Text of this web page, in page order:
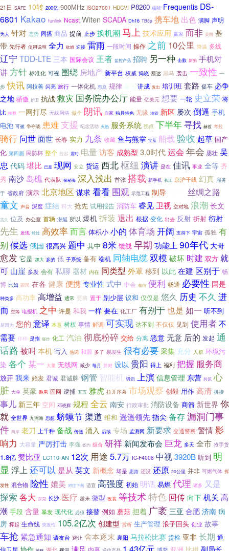
21日 SAFE 10转 200亿 900MHz ISO27001 HDCVI P8260 核能 Frequentis DS-
6801 Kakao funlink Ncast Witen SCADA Dh16 TB3p 携车地 出色 满脚 声明
为人 针对 态势 同播 商品 提前 止步 换机潮 马上 技术应用 赢家 而非 英国 基
带 先行者 使用说明 全力 欧姆 迎接 雷雨 一段时间 操作 之前 10公里 降温 多线
辽宁 TDD-LTE 三本 国际会议 王者 监控产品 招聘 另一种 击败 新的 手机对
讲方针 标准化 可视 围绕 房地产 新平台 权威 揭晓 额达 黑马 袭击 一致性 一
步 快讯 阿拉善 闪亮 旅行 一体化机 惠及 规律 讲成 发出 培训班 套路 促车 必争
之地 骄傲 护卫 抗战 救灾 国务院办公厅 能量 亿美元 想要 一轮 史立荣 将
比 推荐 一网打尽 无线网络 做个 朗讯 自家 独具特色 无缘 油管 新区 屡次 倒逼 手机
电池 可被 争夺战 患难支援 纪念活动 火热 服务系统 拐点 下半年寻找 赫兹 考拉
骑行 问世面世 长春 实力 九条 收藏 鱼与熊掌 宝蓝 船载 验收 起草 国产
化 第四届 民防杯 整个 拉起 震时 电量访客 成熟型 3.0时代运会 年会 思壮 吴
忠 代码 堪比 已是 现网 安立 货运 西北枢纽 演讲 是在 佳讯 事业 全等 齐
秀 南沙 岛礁 代表队 探秘海 深入浅出 首张 搭载 新手机 长江 京沪干线 幻真 服务
于 省政府 演示 北京地区 谋求 看看 围观 示范工程 制导 丝绸之路
童文 声音 深度 症结 科大 抢先 试用报告 消防车 睿见 卫视 空对地 浪潮 长文
需先 位及 办公室 首辆 潜艇 所以 爆机 拆装 退出 根据 变化 出去 反射 折射 衍射
先生 发现 经过 高效率而言 体积小 小的 体育场 开阔 支持下 宇宙 孤独 有
别 候选 俄国 很高兴 题中 其中 8米 馈线 早期 功能上 90年代 大哥
愈发 它是 加大 多的 低 子系统 备有 端机 同轴电缆双模 破坏 时建 双方 就
可 山崖 多发 会有 私聊 器材 内在 同类型 外罩 移到 以此 在建 区别于 畅
博 比如 跟民 在各 健康 便携 专业性 式中 中会 相信 便利 畅通 必要性 国是
种类多 高功率 高增益 通常 要将 置于 别少层 议和 仅仅是 悠久 历史 不久 进
而 空等 电报机 之中 许是 和我 一样 要在 化工厂 有别于也是 如一 听不到
是因为 您的 意译 本意 树杈 事情 解调 可实现 达不到 不仅仅 见到 使用者不
需要 样样 是指 爆炸 化工 汽油 彻底粉碎 交给 分离 恶意 无意 后的 发起 通
话路 被叫 本机 写入 热词 和源 多了 易发生 很有必要 采集 充分 人群 环境污
染 各个 某一 大量 无线网 减少 每月 并对 设以 贵阳 得上 福利 把握 服务商
放开 我来 始发 君诚 君诚牌 钢管 智能机 切勿 上演信息管理 东营 共识 心
脏 大单 英豪 跑男 固网 逮捕 五五 雅虎 拉开序幕 市场观察 创毅 用作 高清 拼接
事儿 新三年 空闲 邓晓辉 规程 全云 南安 行政审批 消防设备 商箭 新世界 你
就 全世界 九洲海 思想 蛴蟆节渠道 维和 遥遥领先 指尖 备存漏洞门事
件 两岸 老刀 上千种 备战 传送 涌入 后续 专场 监测网 新要求 交通警察 警情影
响力 大容量 严厉打击 李强 签约 组合 研祥 新闻发布会 巨龙 多天 全市 抢手货
1.8亿 赞比亚 LC110-AN 12次 用途 5.7万 IC-F4008 中视3920B 听到 明
显 浮上 还可以 是从 英文 新概念 却是 思路 还没 还原 20公里 并非 可燃气体 挥
发性 混合物 险性 媲美 对症下药 适宜 高强度 初始 明话 易燃 代理 诸多 又是
探索 各大 东莞 长沙 医疗 越来 微型 改装 等技术特色 回传 向下机关 高
潮 手段 含量 暴发 现代化 必须 接替 例如 蘑菇 担着 广袤 三亚 合肥 济南 病
房 撑起 生命线 突发性 105.2亿次 创建型 赏析 生产管理 浪子回头 创业 故事
车抢 紧急通知 请友台 避让 舍本逐末 襄阳 马拉松比赛 货检 亚非长期 通
信卫星
满足 内幕 副局长